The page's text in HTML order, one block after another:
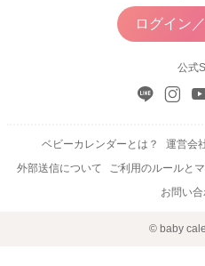
ログイン
公式
ベビーカレンダーとは？ 運営会
外部送信について
ご利用のルールと
お問い
© baby